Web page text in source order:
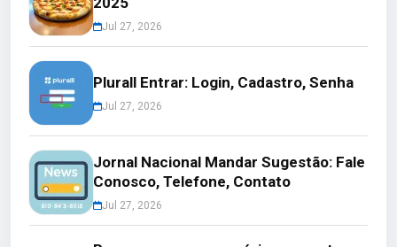
Jul 27, 2026
Plurall Entrar: Login, Cadastro, Senha
Jul 27, 2026
Jornal Nacional Mandar Sugestão: Fale
Conosco, Telefone, Contato
Jul 27, 2026